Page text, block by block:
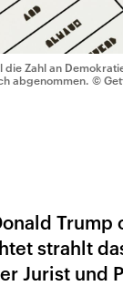
die Zahl an
abgenommen. ©
Trump
strahlt
Jurist und